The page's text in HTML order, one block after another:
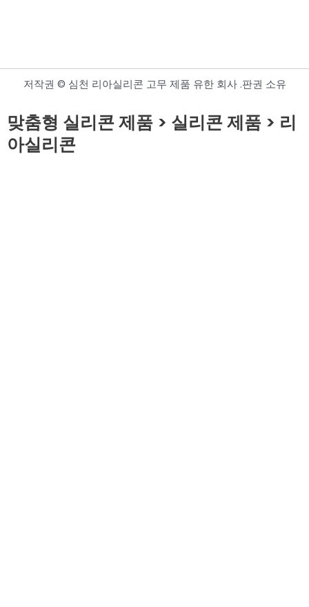
저작권 © 심천 리아실리콘 고무 제품 유한 회사 .판권 소유
맞춤형 실리콘 제품 > 실리콘 제품 > 리
아실리콘